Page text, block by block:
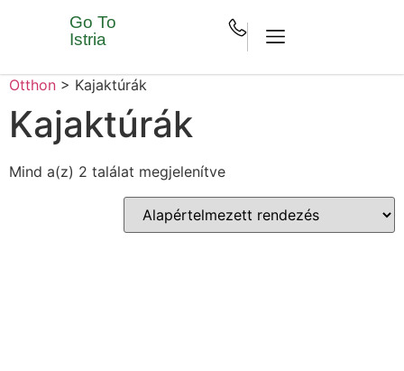
Go To
Istria
Otthon > Kajaktúrák
Kajaktúrák
Mind a(z) 2 találat megjelenítve